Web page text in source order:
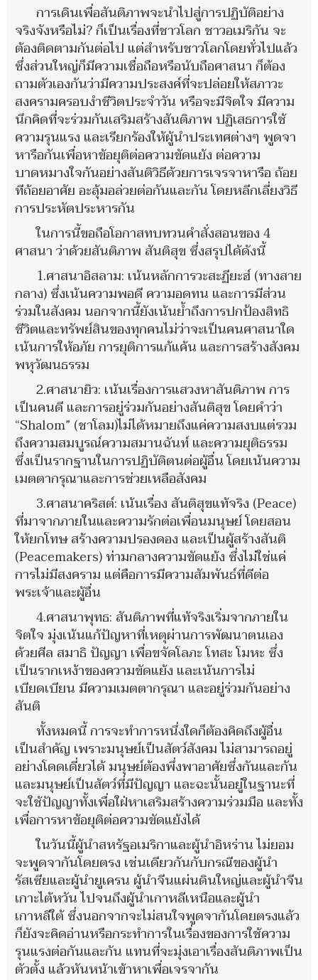
การเดินเพื่อสันติภาพจะนำไปสู่การปฏิบัติอย่าง
จริงจังหรือไม่? ก็เป็นเรื่องที่ชาวโลก ชาวอเมริกัน จะ
ต้องติดตามกันต่อไป แต่สำหรับชาวโลกโดยทั่วไปแล้ว
ซึ่งส่วนใหญ่ก็มีความเชื่อถือหรือนับถือศาสนา ก็ต้อง
ถามตัวเองกันว่ามีความประสงค์ที่จะปล่อยให้สภาวะ
สงครามครอบงำชีวิตประจำวัน หรือจะมีจิตใจ มีความ
นึกคิดที่จะร่วมกันเสริมสร้างสันติภาพ ปฏิเสธการใช้
ความรุนแรง และเรียกร้องให้ผู้นำประเทศต่างๆ พูดจา
หารือกันเพื่อหาข้อยุติต่อความขัดแย้ง ต่อความ
บาดหมางใจกันอย่างสันติวิธีด้วยการเจรจาหารือ ถ้อย
ทีถ้อยอาศัย อะลุ้มอล่วยต่อกันและกัน โดยหลีกเลี่ยงวิธี
การประหัตประหารกัน
ในการนี้ขอถือโอกาสทบทวนคำสั่งสอนของ 4
ศาสนา ว่าด้วยสันติภาพ สันติสุข ซึ่งสรุปได้ดังนี้
1.ศาสนาอิสลาม: เน้นหลักการวะสะฏียะฮ์ (ทางสาย
กลาง) ซึ่งเน้นความพอดี ความอดทน และการมีส่วน
ร่วมในสังคม นอกจากนี้ยังเน้นย้ำถึงการปกป้องสิทธิ
ชีวิตและทรัพย์สินของทุกคนไม่ว่าจะเป็นคนศาสนาใด
เน้นการให้อภัย การยุติการแก้แค้น และการสร้างสังคม
พหุวัฒนธรรม
2.ศาสนายิว: เน้นเรื่องการแสวงหาสันติภาพ การ
เป็นคนดี และการอยู่ร่วมกันอย่างสันติสุข โดยคำว่า
“Shalom” (ชาโลม)ไม่ได้หมายถึงแค่ความสงบแต่รวม
ถึงความสมบูรณ์ความสมานฉันท์ และความยุติธรรม
ซึ่งเป็นรากฐานในการปฏิบัติตนต่อผู้อื่น โดยเน้นความ
เมตตากรุณาและการช่วยเหลือสังคม
3.ศาสนาคริสต์: เน้นเรื่อง สันติสุขแท้จริง (Peace)
ที่มาจากภายในและความรักต่อเพื่อนมนุษย์ โดยสอน
ให้ยกโทษ สร้างความปรองดอง และเป็นผู้สร้างสันติ
(Peacemakers) ท่ามกลางความขัดแย้ง ซึ่งไม่ใช่แค่
การไม่มีสงคราม แต่คือการมีความสัมพันธ์ที่ดีต่อ
พระเจ้าและผู้อื่น
4.ศาสนาพุทธ: สันติภาพที่แท้จริงเริ่มจากภายใน
จิตใจ มุ่งเน้นแก้ปัญหาที่เหตุผ่านการพัฒนาตนเอง
ด้วยศีล สมาธิ ปัญญา เพื่อขจัดโลภะ โทสะ โมหะ ซึ่ง
เป็นรากเหง้าของความขัดแย้ง และเน้นการไม่
เบียดเบียน มีความเมตตากรุณา และอยู่ร่วมกันอย่าง
สันติ
ทั้งหมดนี้ การจะทำการหนึ่งใดก็ต้องคิดถึงผู้อื่น
เป็นสำคัญ เพราะมนุษย์เป็นสัตว์สังคม ไม่สามารถอยู่
อย่างโดดเดี่ยวได้ มนุษย์ต้องพึ่งพาอาศัยซึ่งกันและกัน
และมนุษย์เป็นสัตว์ที่มีปัญญา และฉะนั้นอยู่ในฐานะที่
จะใช้ปัญญาทั้งเพื่อใฝ่หาเสริมสร้างความร่วมมือ และทั้ง
เพื่อการหาข้อยุติต่อความขัดแย้งได้
ในวันนี้ผู้นำสหรัฐอเมริกาและผู้นำอิหร่าน ไม่ยอม
จะพูดจากันโดยตรง เช่นเดียวกันกับกรณีของผู้นำ
รัสเซียและผู้นำยูเครน ผู้นำจีนแผ่นดินใหญ่และผู้นำจีน
เกาะไต้หวัน ไปจนถึงผู้นำเกาหลีเหนือและผู้นำ
เกาหลีใต้ ซึ่งนอกจากจะไม่สนใจพูดจากันโดยตรงแล้ว
ก็ยังจะคิดอ่านหรือกระทำการในเรื่องของการใช้ความ
รุนแรงต่อกันและกัน แทนที่จะมุ่งเอาเรื่องสันติภาพเป็น
ตัวตั้ง แล้วหันหน้าเข้าหาเพื่อเจรจากัน